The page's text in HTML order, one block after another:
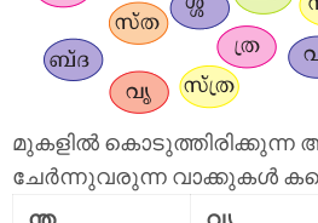
മുകളിൽ കൊടുത്തിരിക്കുന്ന
ചേർന്നുവരുന്ന വാക്കുകൾ